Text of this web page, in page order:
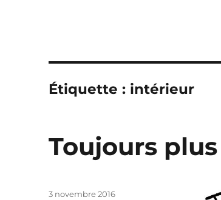
Étiquette : intérieur
Toujours
Publié
3 novembre 2016